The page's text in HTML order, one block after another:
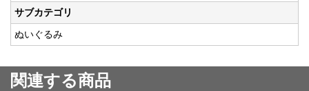
サブカテゴリ
ぬいぐるみ
関連する商品